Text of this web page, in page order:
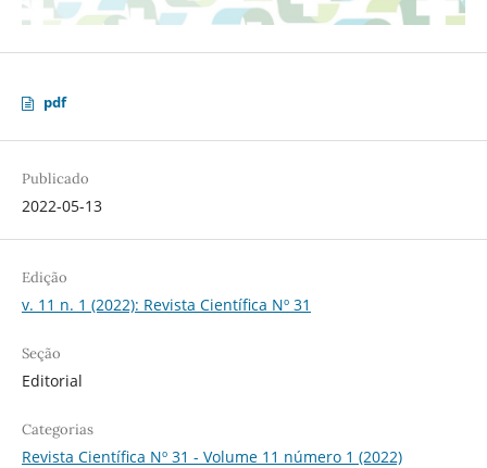
pdf
Publicado
2022-05-13
Edição
v. 11 n. 1 (2022): Revista Científica Nº 31
Seção
Editorial
Categorias
Revista Científica Nº 31 - Volume 11 número 1 (2022)